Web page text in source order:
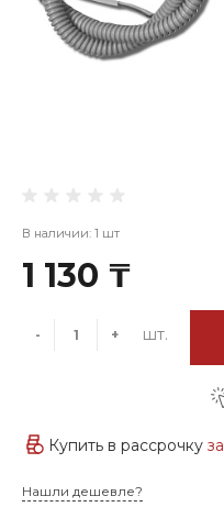
В наличии: 1 шт
1 130 ₸
- + шт.
Купить в рассрочку за
Нашли дешевле?